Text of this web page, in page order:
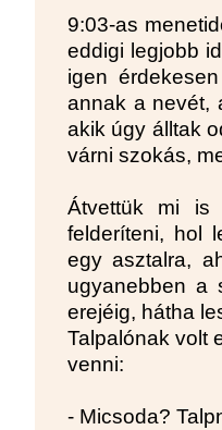
9:03-as
eddigi legjobb
igen
annak a nevét,
akik úgy álltak
várni szokás,
Átvettük mi is
felderíteni, hol
egy asztalra,
ugyanebben a
erejéig, hátha
Talpalónak volt
venni:
- Micsoda?